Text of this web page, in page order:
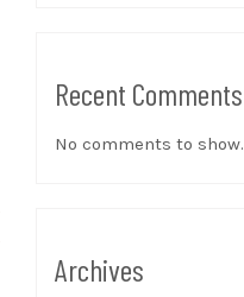
Recent Comments
No comments to show.
Archives